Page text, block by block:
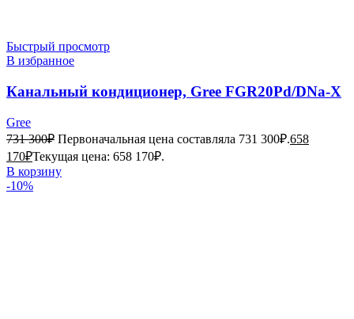
Быстрый просмотр
В избранное
Канальный кондиционер, Gree FGR20Pd/DNa-X
Gree
731 300₽ Первоначальная цена составляла 731 300₽.658
170₽Текущая цена: 658 170₽.
В корзину
-10%